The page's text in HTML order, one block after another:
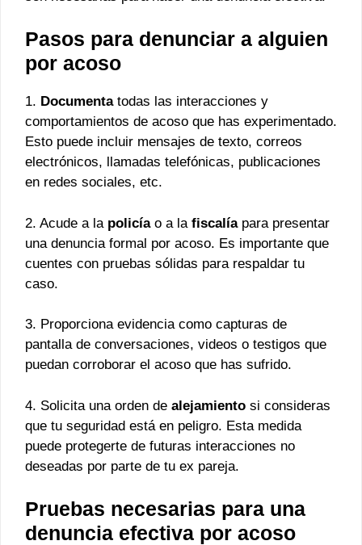
Pasos para denunciar a alguien
por acoso
1. Documentatodas las interacciones y
comportamientos de acoso que has experimentado.
Esto puede incluir mensajes de texto, correos
electrónicos, llamadas telefónicas, publicaciones
en redes sociales, etc.
2. Acude a la policíao a la fiscalíapara presentar
una denuncia formal por acoso. Es importante que
cuentes con pruebas sólidas para respaldar tu
caso.
3. Proporciona evidencia como capturas de
pantalla de conversaciones, videos o testigos que
puedan corroborar el acoso que has sufrido.
4. Solicita una orden de alejamiento si consideras
que tu seguridad está en peligro. Esta medida
puede protegerte de futuras interacciones no
deseadas por parte de tu ex pareja.
Pruebas necesarias para una
denuncia efectiva por acoso